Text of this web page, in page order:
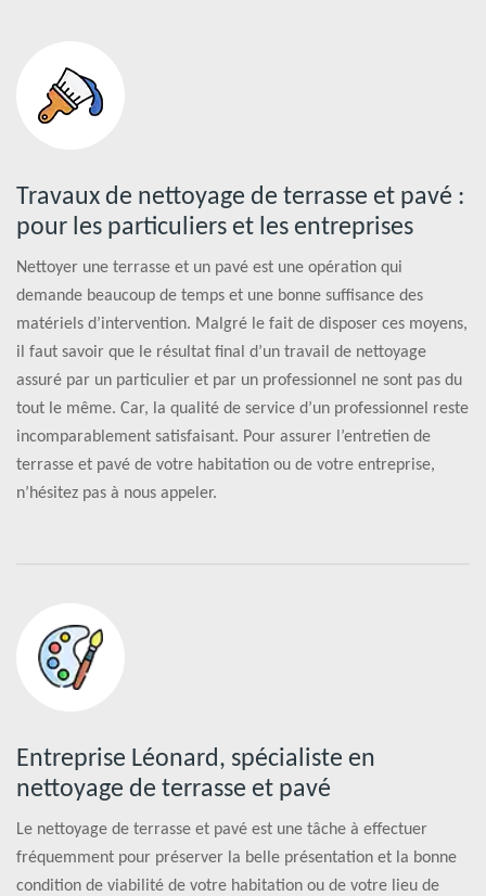
Travaux de nettoyage de terrasse et pavé :
pour les particuliers et les entreprises
Nettoyer une terrasse et un pavé est une opération qui
demande beaucoup de temps et une bonne suffisance des
matériels d’intervention. Malgré le fait de disposer ces moyens,
il faut savoir que le résultat final d’un travail de nettoyage
assuré par un particulier et par un professionnel ne sont pas du
tout le même. Car, la qualité de service d’un professionnel reste
incomparablement satisfaisant. Pour assurer l’entretien de
terrasse et pavé de votre habitation ou de votre entreprise,
n’hésitez pas à nous appeler.
Entreprise Léonard, spécialiste en
nettoyage de terrasse et pavé
Le nettoyage de terrasse et pavé est une tâche à effectuer
fréquemment pour préserver la belle présentation et la bonne
condition de viabilité de votre habitation ou de votre lieu de